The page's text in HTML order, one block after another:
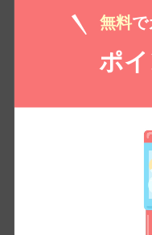
つ複雑なキャラクターです
考えさえられるサスペンスで
正義とは何かを問うダー
このシリーズは病みつきに
つ、裏の顔での彼の正義感
イルがなんともカタルシス
無料で
ポ